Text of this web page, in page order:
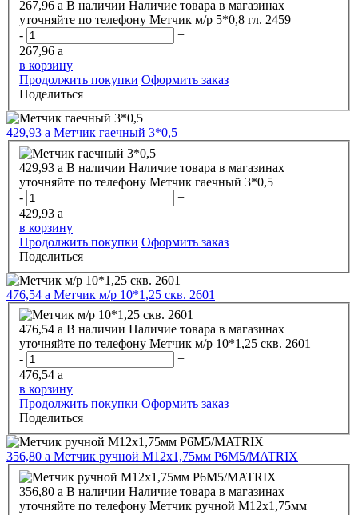
267,96 a В наличии Наличие товара в магазинах
уточняйте по телефону
Метчик м/р 5*0,8 гл. 2459
-
+
267,96 a
в корзину
Продолжить покупки Оформить заказ
Поделиться
429,93 a Метчик гаечный 3*0,5
429,93 a В наличии Наличие товара в магазинах
уточняйте по телефону Метчик гаечный 3*0,5
-
+
429,93 a
в корзину
Продолжить покупки Оформить заказ
Поделиться
476,54 a Метчик м/р 10*1,25 скв. 2601
476,54 a В наличии Наличие товара в магазинах
уточняйте по телефону
Метчик м/р 10*1,25 скв. 2601
-
+
476,54 a
в корзину
Продолжить покупки Оформить заказ
Поделиться
356,80 a Метчик ручной М12х1,75мм P6M5/MATRIX
356,80 a В наличии Наличие товара в магазинах
уточняйте по телефону Метчик ручной М12х1,75мм